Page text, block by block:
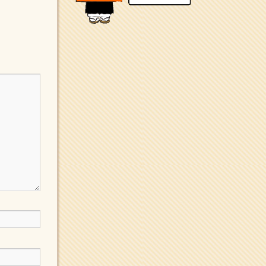
新聞社で使われる用語の解
説など
makotoさんの御符内巡
礼記
東京の巡礼記です
POLYHEDON
いろいろなことが書いてあ
るよ
bunchan
あちこち行って！
目白鍼灸院
日本人の繊細な体質にあわ
せた、やさしく気持ちよい
鍼灸治療です
イッパイイチゴ
おもわず食べたくなっちゃ
う
ほうげん日記
放言じゃなくて和尚さんの
名前だよ
面白いサイトみつけた